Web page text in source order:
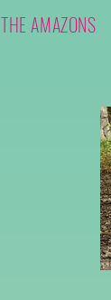
THE AMAZONS